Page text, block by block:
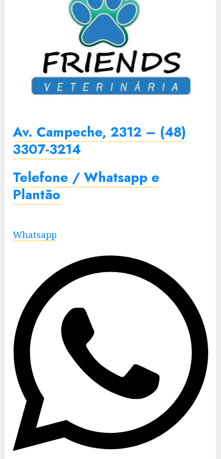
Av. Campeche, 2312 – (48)
3307-3214
Telefone / Whatsapp e
Plantão
Whatsapp